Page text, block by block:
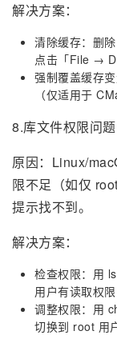
解决方案：
清除缓存：删
点击「File →
强制覆盖缓存
（仅适用于
8.库文件权限问
原因：Linux/
限不足（如仅
提示找不到。
解决方案：
检查权限：用
用户有读取权限
调整权限：用
切换到 root 用